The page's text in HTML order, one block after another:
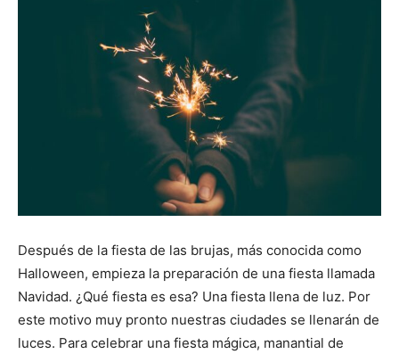
Después de la fiesta de las brujas, más conocida como
Halloween, empieza la preparación de una fiesta llamada
Navidad. ¿Qué fiesta es esa? Una fiesta llena de luz. Por
este motivo muy pronto nuestras ciudades se llenarán de
luces. Para celebrar una fiesta mágica, manantial de